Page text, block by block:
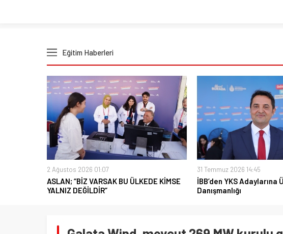
Eğitim Haberleri
2 Ağustos 2026 01:07
ASLAN; “BİZ VARSAK BU ÜLKEDE KİMSE
YALNIZ DEĞİLDİR”
31 Temmuz 2026 14:45
İBB’den YKS
Danışmanlığı